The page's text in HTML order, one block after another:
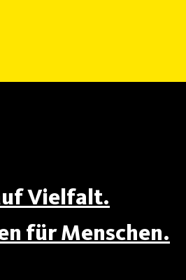
Vielfalt.
für Menschen.